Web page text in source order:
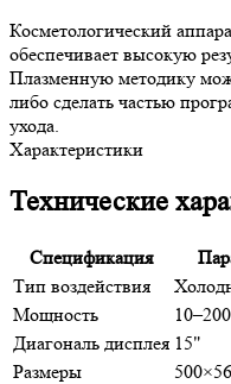
Косметологический
обеспечивает высокую
Плазменную методику
либо сделать частью
ухода.
Характеристики
Технические
Спецификация
Тип воздействия
Мощность
Диагональ дисплея 15"
Размеры